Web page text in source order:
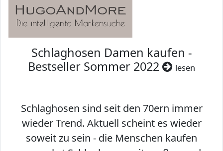
Schlaghosen Damen kaufen -
Bestseller Sommer 2022
lesen
Schlaghosen sind seit den 70ern immer
wieder Trend. Aktuell scheint es wieder
soweit zu sein - die Menschen kaufen